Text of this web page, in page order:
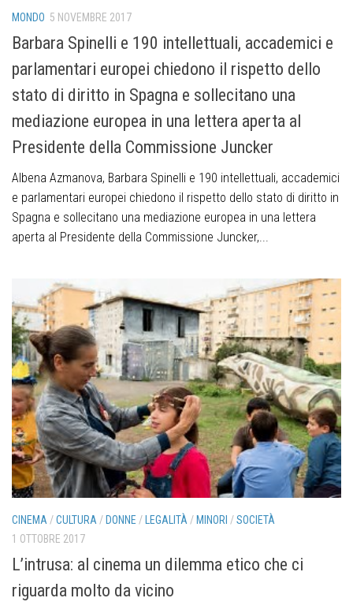
MONDO 5 NOVEMBRE 2017
Barbara Spinelli e 190 intellettuali, accademici e
parlamentari europei chiedono il rispetto dello
stato di diritto in Spagna e sollecitano una
mediazione europea in una lettera aperta al
Presidente della Commissione Juncker
Albena Azmanova, Barbara Spinelli e 190 intellettuali, accademici
e parlamentari europei chiedono il rispetto dello stato di diritto in
Spagna e sollecitano una mediazione europea in una lettera
aperta al Presidente della Commissione Juncker,...
CINEMA /CULTURA / DONNE / LEGALITÀ / MINORI /SOCIETÀ
1 OTTOBRE 2017
L’intrusa: al cinema un dilemma etico che ci
riguarda molto da vicino